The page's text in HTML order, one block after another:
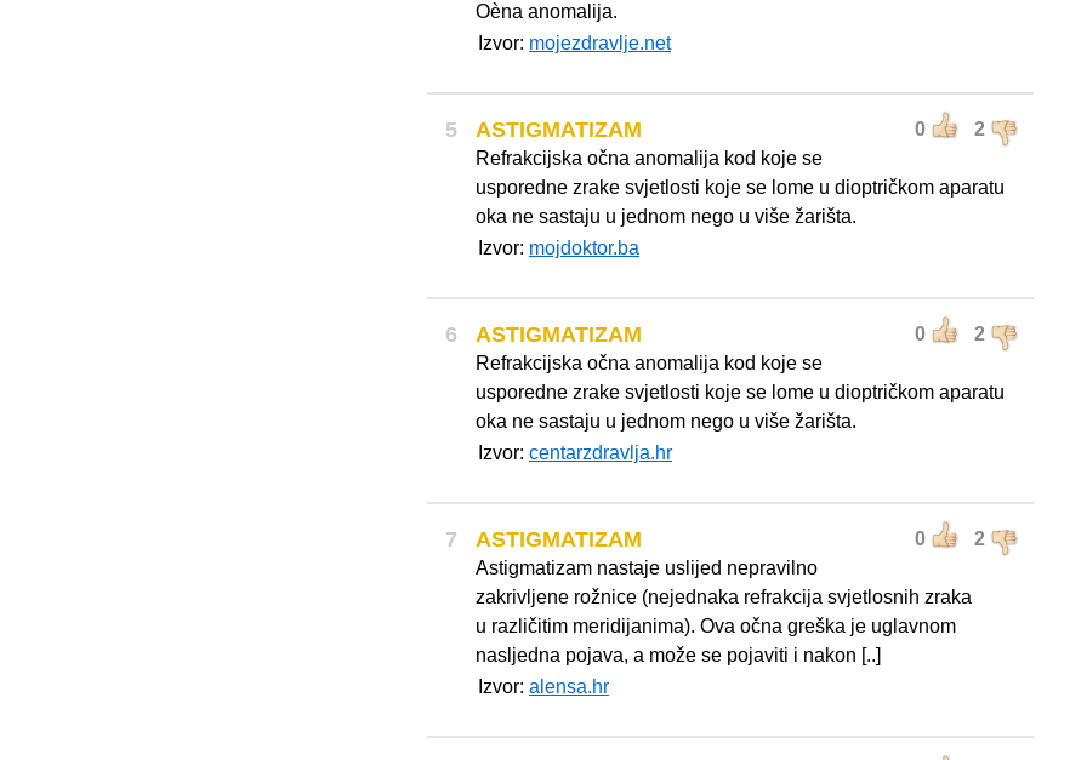
Oèna anomalija.
Izvor: mojezdravlje.net
5 0 2
ASTIGMATIZAM
Refrakcijska očna anomalija kod koje se
usporedne zrake svjetlosti koje se lome u dioptričkom aparatu
oka ne sastaju u jednom nego u više žarišta.
Izvor: mojdoktor.ba
6 0 2
ASTIGMATIZAM
Refrakcijska očna anomalija kod koje se
usporedne zrake svjetlosti koje se lome u dioptričkom aparatu
oka ne sastaju u jednom nego u više žarišta.
Izvor: centarzdravlja.hr
7 0 2
ASTIGMATIZAM
Astigmatizam nastaje uslijed nepravilno
zakrivljene rožnice (nejednaka refrakcija svjetlosnih zraka
u različitim meridijanima). Ova očna greška je uglavnom
nasljedna pojava, a može se pojaviti i nakon [..]
Izvor: alensa.hr